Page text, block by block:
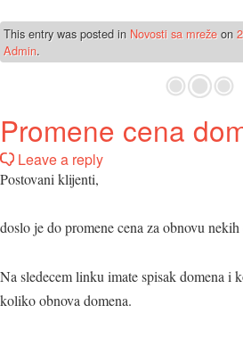
This entry was posted in Novosti sa mreže on
Admin.
Promene cena
Leave a reply
Postovani klijenti,
doslo je do promene cena za obnovu nekih
Na sledecem linku imate spisak domena i
koliko obnova domena.